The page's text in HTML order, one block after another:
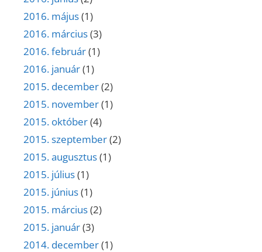
2016. május(1)
2016. március(3)
2016. február(1)
2016. január(1)
2015. december(2)
2015. november(1)
2015. október(4)
2015. szeptember(2)
2015. augusztus(1)
2015. július(1)
2015. június(1)
2015. március(2)
2015. január(3)
2014. december(1)